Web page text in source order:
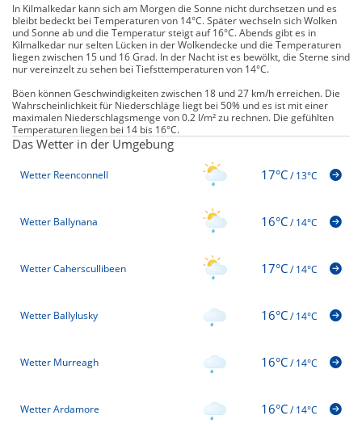
In Kilmalkedar kann sich am Morgen die Sonne nicht durchsetzen und es
bleibt bedeckt bei Temperaturen von 14°C. Später wechseln sich Wolken
und Sonne ab und die Temperatur steigt auf 16°C. Abends gibt es in
Kilmalkedar nur selten Lücken in der Wolkendecke und die Temperaturen
liegen zwischen 15 und 16 Grad. In der Nacht ist es bewölkt, die Sterne sind
nur vereinzelt zu sehen bei Tiefsttemperaturen von 14°C.
Böen können Geschwindigkeiten zwischen 18 und 27 km/h erreichen. Die
Wahrscheinlichkeit für Niederschläge liegt bei 50% und es ist mit einer
maximalen Niederschlagsmenge von 0.2 l/m² zu rechnen. Die gefühlten
Temperaturen liegen bei 14 bis 16°C.
Das Wetter in der Umgebung
Wetter Reenconnell 17°C/13°C
Wetter Ballynana 16°C/14°C
Wetter Caherscullibeen 17°C/14°C
Wetter Ballylusky 16°C/14°C
Wetter Murreagh 16°C/14°C
Wetter Ardamore 16°C/14°C